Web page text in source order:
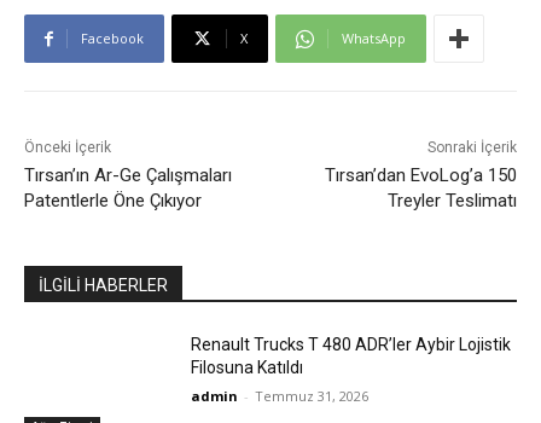
Facebook X WhatsApp
Önceki İçerik
Tırsan’ın Ar-Ge Çalışmaları
Patentlerle Öne Çıkıyor
Sonraki İçerik
Tırsan’dan EvoLog’a 150
Treyler Teslimatı
İLGİLİ HABERLER
Renault Trucks T 480 ADR’ler Aybir Lojistik
Filosuna Katıldı
admin - Temmuz 31, 2026